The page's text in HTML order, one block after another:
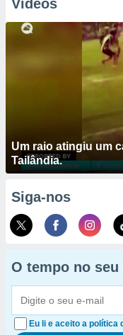
Vídeos
Um raio atingiu um
Tailândia.
Siga-nos
O tempo no seu
Eu li e aceito a política